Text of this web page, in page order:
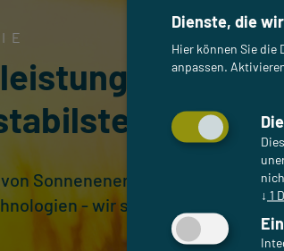
Sonnenenergie in Strom ist
- wir sind
Dienste, die
Hier können Sie die
anpassen.
↓ 1